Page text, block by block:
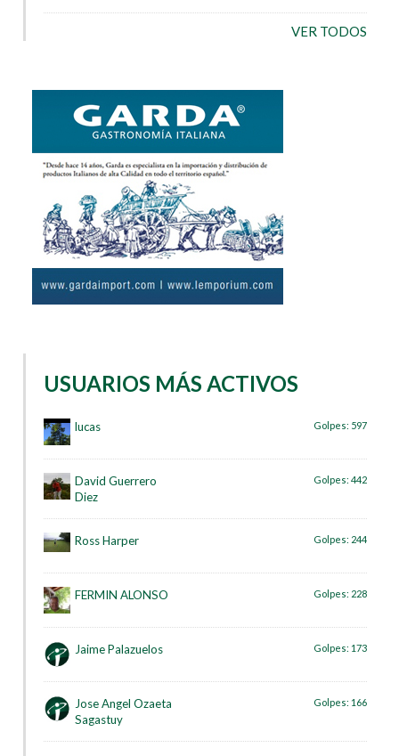
VER TODOS
USUARIOS MÁS ACTIVOS
lucas Golpes: 597
David Guerrero
Diez
Golpes: 442
Ross Harper Golpes: 244
FERMIN ALONSO Golpes: 228
Jaime Palazuelos Golpes: 173
Jose Angel Ozaeta
Sagastuy
Golpes: 166